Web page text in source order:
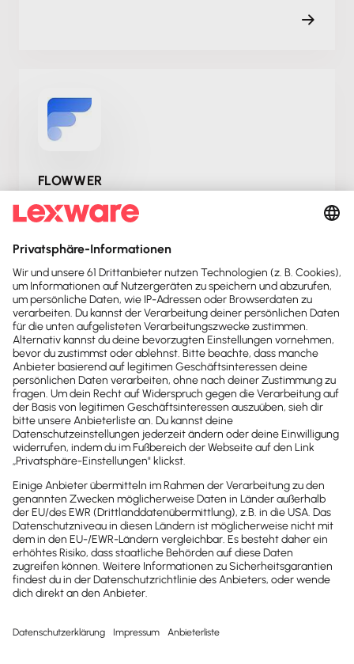
FLOWWER
Flowwer: Webbasierte Belegfreigabe mit
Unternehmen im Dashboard & direkte Übergabe
an Lexware Office!
DHL
DHL von lifeguardmedia: Individuelle Software-
Lösungen & Webanwendungen – Anpassungen
von Standardsoftware wie Lexware Office
inklusive!